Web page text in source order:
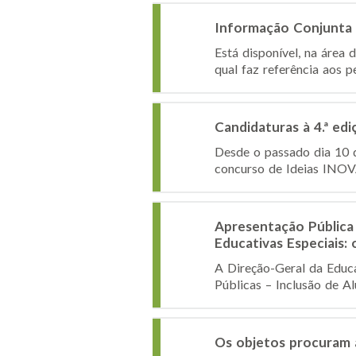
Informação Conjunta
Está disponível, na área
qual faz referência aos
Candidaturas à 4.ª
Desde o passado dia 10
concurso de Ideias
Apresentação
Educativas
A Direção-Geral da
Públicas – Inclusão de
Os objetos procuram